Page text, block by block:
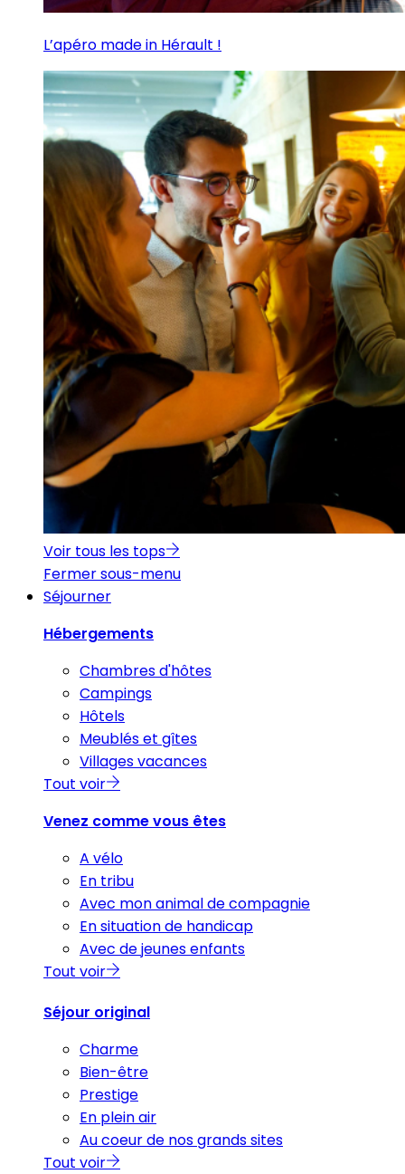
L’apéro made in Hérault !
Voir tous les tops
Fermer sous-menu
Séjourner
Hébergements
Chambres d'hôtes
Campings
Hôtels
Meublés et gîtes
Villages vacances
Tout voir
Venez comme vous êtes
A vélo
En tribu
Avec mon animal de compagnie
En situation de handicap
Avec de jeunes enfants
Tout voir
Séjour original
Charme
Bien-être
Prestige
En plein air
Au coeur de nos grands sites
Tout voir